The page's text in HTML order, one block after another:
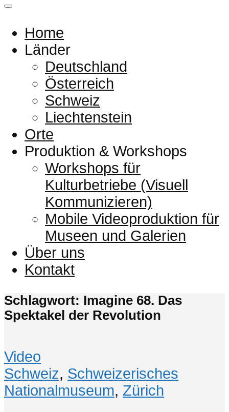
Home
Länder
Deutschland
Österreich
Schweiz
Liechtenstein
Orte
Produktion & Workshops
Workshops für
Kulturbetriebe (Visuell
Kommunizieren)
Mobile Videoproduktion für
Museen und Galerien
Über uns
Kontakt
Schlagwort: Imagine 68. Das
Spektakel der Revolution
Video
Schweiz, Schweizerisches
Nationalmuseum, Zürich